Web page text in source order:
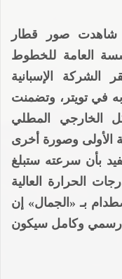
شاهدت صور قطار
العامة للخطوط
الإسبانية
في تويتر، وتضمنت
الخارجي المطلي
الأولى وصورة أخرى
بأن سرعته ستبلغ
الحرارة العالية
بـ «الجمال» إن
رسمي وكامل سيكون